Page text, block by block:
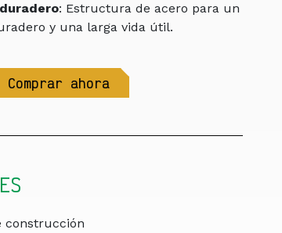
: Estructura de acero para un
y una larga vida útil.
Comprar ahora
construcción